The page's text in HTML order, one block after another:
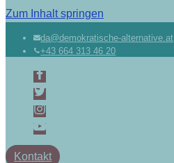
Zum Inhalt springen
da@demokratische-alternative.at
+43 664 313 46 20
Kontakt